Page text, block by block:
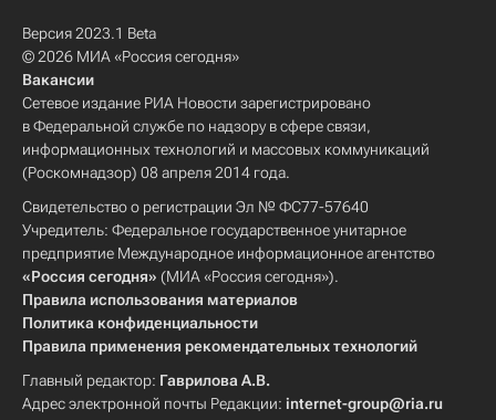
Версия 2023.1 Beta
© 2026 МИА «Россия сегодня»
Вакансии
Сетевое издание РИА Новости зарегистрировано
в Федеральной службе по надзору в сфере связи,
информационных технологий и массовых коммуникаций
(Роскомнадзор) 08 апреля 2014 года.
Свидетельство о регистрации Эл № ФС77-57640
Учредитель: Федеральное государственное унитарное
предприятие Международное информационное агентство
«Россия сегодня» (МИА «Россия сегодня»).
Правила использования материалов
Политика конфиденциальности
Правила применения рекомендательных технологий
Главный редактор: Гаврилова А.В.
Адрес электронной почты Редакции: internet-group@ria.ru